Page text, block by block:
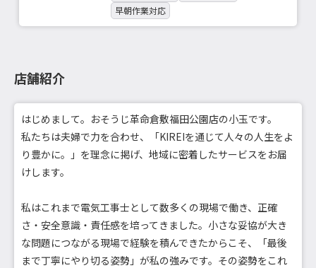
早朝作業対応
店舗紹介
はじめまして。おそうじ革命倉敷福田公園店の小玉です。
私たちは夫婦で力を合わせ、「KIREIを通じて人々の人生をよ
り豊かに。」を理念に掲げ、地域に密着したサービスをお届
けします。
私はこれまで電気工事士として数多くの現場で働き、正確
さ・安全意識・責任感を培ってきました。小さな妥協が大き
な問題につながる現場で経験を積んできたからこそ、「最後
まで丁寧にやり切る姿勢」が私の強みです。その姿勢をこれ